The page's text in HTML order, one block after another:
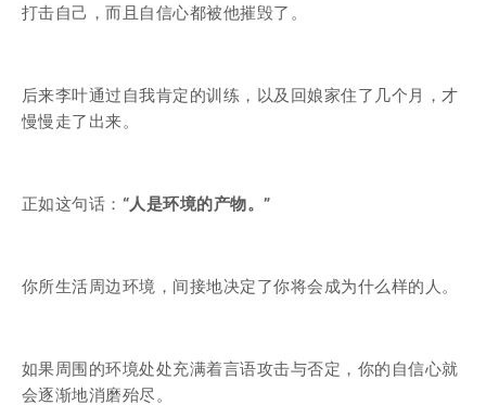
打击自己，而且自信心都被他摧毁了。
后来李叶通过自我肯定的训练，以及回娘家住了几个月，才
慢慢走了出来。
正如这句话： “人是环境的产物。”
你所生活周边环境，间接地决定了你将会成为什么样的人。
如果周围的环境处处充满着言语攻击与否定，你的自信心就
会逐渐地消磨殆尽。